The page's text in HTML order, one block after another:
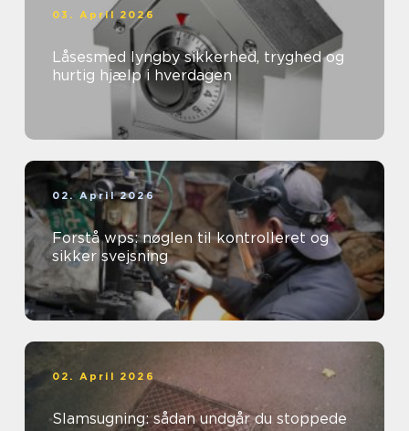
03. April 2026
Låsesmed lyngby sikkerhed, tryghed og
hurtig hjælp i hverdagen
02. April 2026
Forstå wps: nøglen til kontrolleret og
sikker svejsning
02. April 2026
Slamsugning: sådan undgår du stoppede